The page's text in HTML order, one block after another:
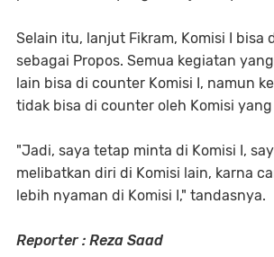
Selain itu, lanjut Fikram, Komisi I bisa
sebagai Propos. Semua kegiatan
lain bisa di counter Komisi I, namun
tidak bisa di counter oleh Komisi
"Jadi, saya tetap minta di Komisi I,
melibatkan diri di Komisi lain, karna
lebih nyaman di Komisi I," tandasnya.
Reporter : Reza Saad